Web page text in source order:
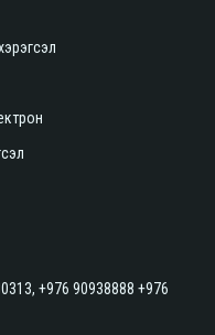
+976 90938888 +976